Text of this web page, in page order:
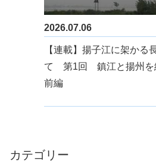
2026.07.06
【連載】揚子江に架かる
て 第1回 鎮江と揚州を
前編
カテゴリー